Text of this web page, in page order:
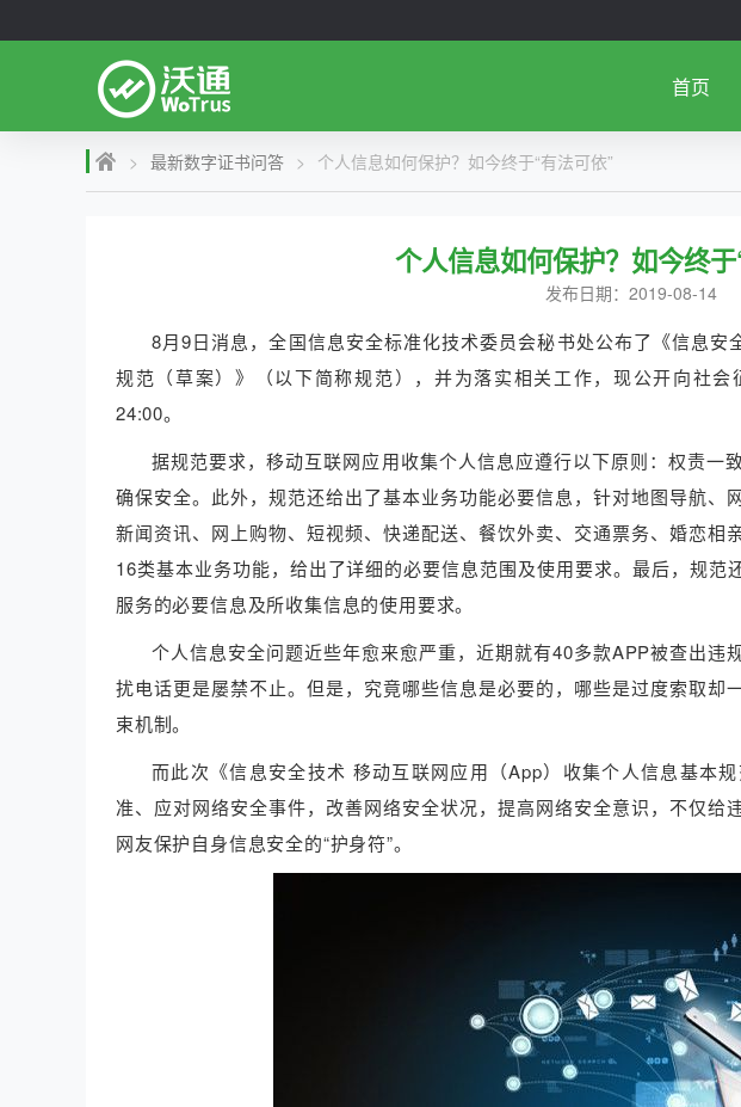
首页
> 最新数字证书问答 > 个人信息如何保护？如今终于“有法可依”
个人信息如何保护？如今终
发布日期：2019-08-14
8月9日消息，全国信息安全标准化技术委员会秘书处公布了《信息
规范（草案）》（以下简称规范），并为落实相关工作，现公开向社
24:00。
据规范要求，移动互联网应用收集个人信息应遵行以下原则：权责一
确保安全。此外，规范还给出了基本业务功能必要信息，针对地图导航、
新闻资讯、网上购物、短视频、快递配送、餐饮外卖、交通票务、婚恋相
16类基本业务功能，给出了详细的必要信息范围及使用要求。最后，规
服务的必要信息及所收集信息的使用要求。
个人信息安全问题近些年愈来愈严重，近期就有40多款APP被查出违
扰电话更是屡禁不止。但是，究竟哪些信息是必要的，哪些是过度索取却
束机制。
而此次《信息安全技术 移动互联网应用（App）收集个人信息基本
准、应对网络安全事件，改善网络安全状况，提高网络安全意识，不仅给
网友保护自身信息安全的“护身符”。